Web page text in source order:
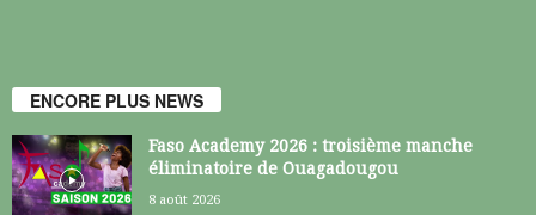
ENCORE PLUS NEWS
Faso Academy 2026 : troisième manche
éliminatoire de Ouagadougou
8 août 2026